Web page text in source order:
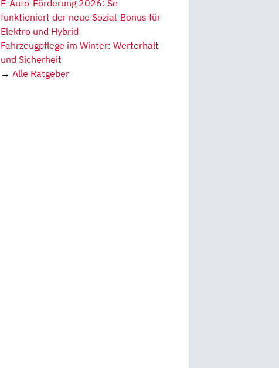
E-Auto-Förderung 2026: So
funktioniert der neue Sozial-Bonus für
Elektro und Hybrid
Fahrzeugpflege im Winter: Werterhalt
und Sicherheit
→ Alle Ratgeber